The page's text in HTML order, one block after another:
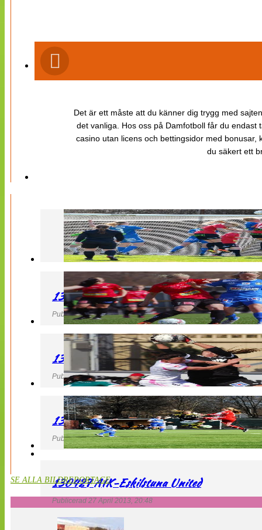
Det är ett måste att du känner dig trygg med
det vanliga. Hos oss på Damfotboll får du
casino utan licens och bettingsidor med
du säkert ett
130427 LB 07 – QBIK
Publicerad 27 April 2013, 22:40
130427 IF Limhamn Bunkeflo – QBIK
Publicerad 27 April 2013, 21:10
130427 LdB FC Malmö – Mallbackens IF
Publicerad 27 April 2013, 20:54
130427 AIK-Eskilstuna United
Publicerad 27 April 2013, 20:48
SE ALLA BILDREPORTAGE